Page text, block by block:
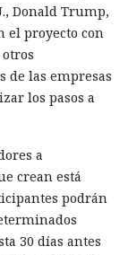
Donald Trump,
el proyecto con
de las empresas
los pasos a
a
crean está
podrán
30 días antes